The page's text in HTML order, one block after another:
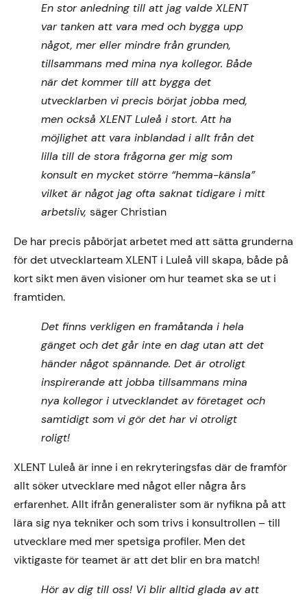
En stor anledning till att jag valde XLENT
var tanken att vara med och bygga upp
något, mer eller mindre från grunden,
tillsammans med mina nya kollegor. Både
när det kommer till att bygga det
utvecklarben vi precis börjat jobba med,
men också XLENT Luleå i stort. Att ha
möjlighet att vara inblandad i allt från det
lilla till de stora frågorna ger mig som
konsult en mycket större “hemma-känsla”
vilket är något jag ofta saknat tidigare i mitt
arbetsliv, säger Christian
De har precis påbörjat arbetet med att sätta grunderna
för det utvecklarteam XLENT i Luleå vill skapa, både på
kort sikt men även visioner om hur teamet ska se ut i
framtiden.
Det finns verkligen en framåtanda i hela
gänget och det går inte en dag utan att det
händer något spännande. Det är otroligt
inspirerande att jobba tillsammans mina
nya kollegor i utvecklandet av företaget och
samtidigt som vi gör det har vi otroligt
roligt!
XLENT Luleå är inne i en rekryteringsfas där de framför
allt söker utvecklare med något eller några års
erfarenhet. Allt ifrån generalister som är nyfikna på att
lära sig nya tekniker och som trivs i konsultrollen – till
utvecklare med mer spetsiga profiler. Men det
viktigaste för teamet är att det blir en bra match!
Hör av dig till oss! Vi blir alltid glada av att